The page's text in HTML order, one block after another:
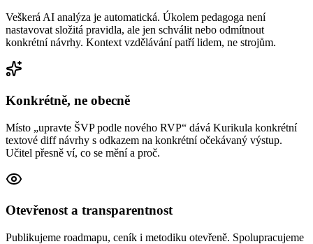
Veškerá AI analýza je automatická. Úkolem pedagoga není
nastavovat složitá pravidla, ale jen schválit nebo odmítnout
konkrétní návrhy. Kontext vzdělávání patří lidem, ne strojům.
Konkrétně, ne obecně
Místo „upravte ŠVP podle nového RVP“ dává Kurikula konkrétní
textové diff návrhy s odkazem na konkrétní očekávaný výstup.
Učitel přesně ví, co se mění a proč.
Otevřenost a transparentnost
Publikujeme roadmapu, ceník i metodiku otevřeně. Spolupracujeme